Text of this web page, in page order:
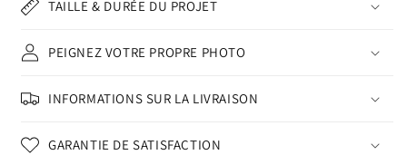
TAILLE & DURÉE DU PROJET
PEIGNEZ VOTRE PROPRE PHOTO
INFORMATIONS SUR LA LIVRAISON
GARANTIE DE SATISFACTION